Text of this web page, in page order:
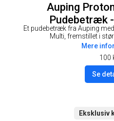
Auping
Pudebetræk
Et pudebetræk fra Auping
Multi, fremstillet i
100
Se
Mere
Eksklusiv